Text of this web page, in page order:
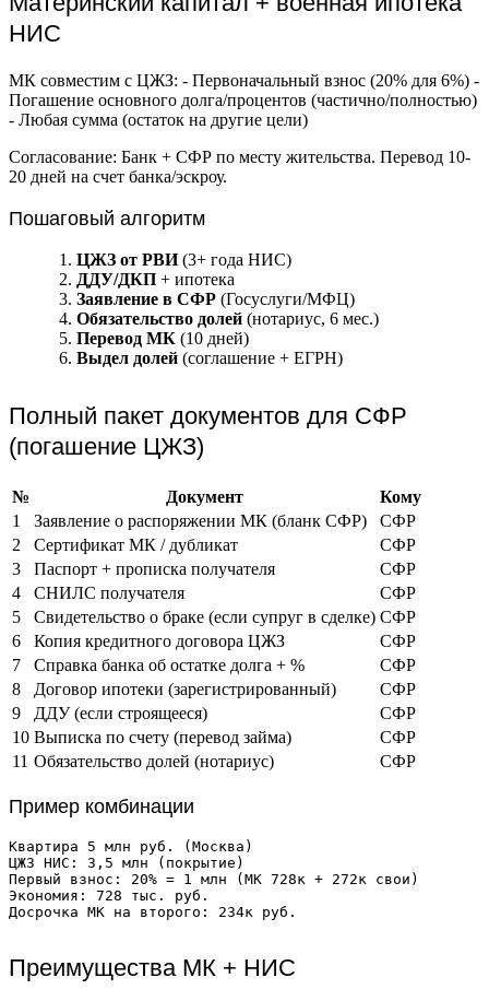
НИС
МК совместим с ЦЖЗ: - Первоначальный взнос (20% для 6%) -
Погашение основного долга/процентов (частично/полностью)
- Любая сумма (остаток на другие цели)
Согласование: Банк + СФР по месту жительства. Перевод 10-
20 дней на счет банка/эскроу.
Пошаговый алгоритм
ЦЖЗ от РВИ(3+ года НИС)
ДДУ/ДКП + ипотека
Заявление в СФР (Госуслуги/МФЦ)
Обязательство долей (нотариус, 6 мес.)
Перевод МК (10 дней)
Выдел долей (соглашение + ЕГРН)
Полный пакет документов для СФР
(погашение ЦЖЗ)
№ Документ
Кому
1
Заявление о распоряжении МК (бланк СФР)
СФР
2
Сертификат МК / дубликат
СФР
3
Паспорт + прописка получателя
СФР
4
СНИЛС получателя
СФР
5
Свидетельство о браке (если супруг в сделке) СФР
6
Копия кредитного договора ЦЖЗ
СФР
7
Справка банка об остатке долга + %
СФР
8
Договор ипотеки (зарегистрированный)
СФР
9
ДДУ (если строящееся)
СФР
10 Выписка по счету (перевод займа)
СФР
11 Обязательство долей (нотариус) СФР
Пример комбинации
Квартира 5 млн руб. (Москва)
ЦЖЗ НИС: 3,5 млн (покрытие)
Первый взнос: 20% = 1 млн (МК 728к + 272к свои)
Экономия: 728 тыс. руб.
Преимущества МК + НИС